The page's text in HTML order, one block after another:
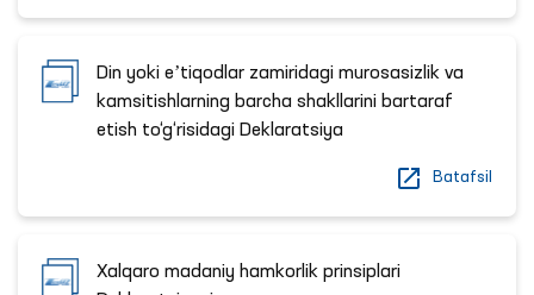
Din yoki eʼtiqodlar zamiridagi murosasizlik va
kamsitishlarning barcha shakllarini bartaraf
etish to‘g‘risidagi Deklaratsiya
Batafsil
Xalqaro madaniy hamkorlik prinsiplari